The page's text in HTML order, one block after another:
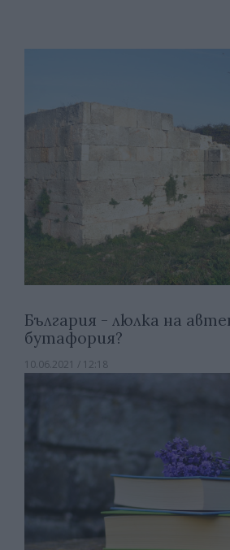
България - люлка на
бутафория?
10.06.2021 / 12:18